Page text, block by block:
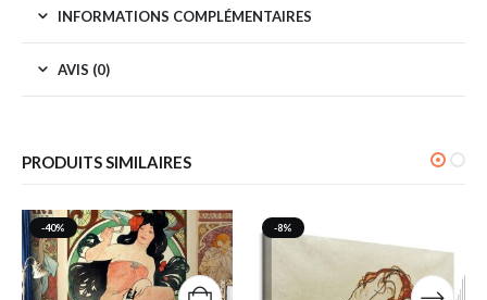
INFORMATIONS COMPLÉMENTAIRES
AVIS (0)
PRODUITS SIMILAIRES
-40% -8%